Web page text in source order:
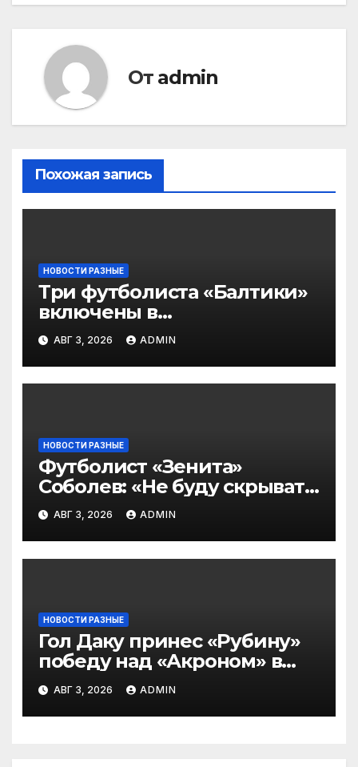
От admin
Похожая запись
НОВОСТИ РАЗНЫЕ
Три футболиста «Балтики»
включены в
символическую сборную
2‑го тура РПЛ по версии
подписчиков МАТЧ
ПРЕМЬЕР
АВГ 3, 2026 ADMIN
НОВОСТИ РАЗНЫЕ
Футболист «Зенита»
Соболев: «Не буду скрывать
— в Оренбурге всегда
тяжело играть»
АВГ 3, 2026 ADMIN
НОВОСТИ РАЗНЫЕ
Гол Даку принес «Рубину»
победу над «Акроном» в
матче РПЛ
АВГ 3, 2026 ADMIN